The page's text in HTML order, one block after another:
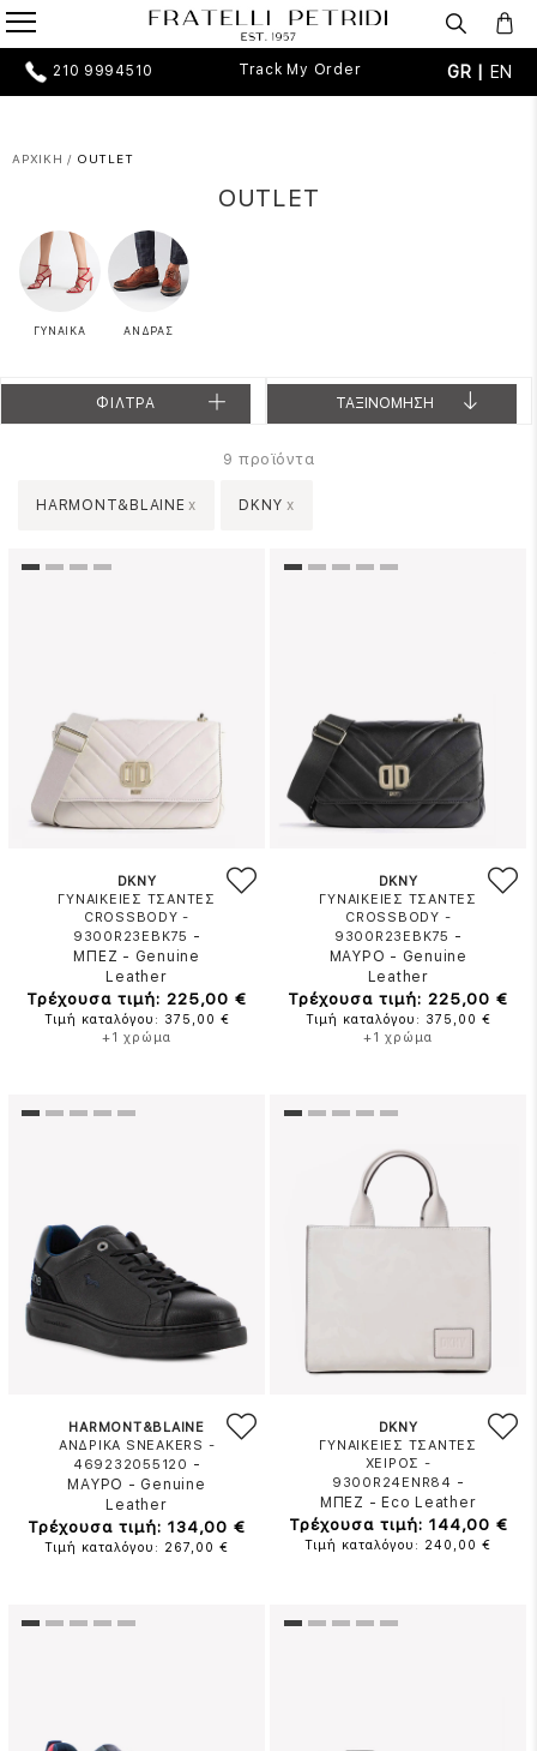
210 9994510 Track My Order GR | EN
ΑΡΧΙΚΗ / OUTLET
OUTLET
ΓΥΝΑΙΚΑ ΑΝΔΡΑΣ
ΦΙΛΤΡΑ ΤΑΞΙΝΟΜΗΣΗ
9 προϊόντα
HARMONT&BLAINE x DKNY x
DKNY
ΓΥΝΑΙΚΕΙΕΣ ΤΣΑΝΤΕΣ
CROSSBODY -
9300R23EBK75 -
ΜΠΕΖ - Genuine
Leather
Τρέχουσα τιμή: 225,00 €
Τιμή καταλόγου: 375,00 €
+1 χρώμα
DKNY
ΓΥΝΑΙΚΕΙΕΣ ΤΣΑΝΤΕΣ
CROSSBODY -
9300R23EBK75 -
ΜΑΥΡΟ - Genuine
Leather
Τρέχουσα τιμή: 225,00 €
Τιμή καταλόγου: 375,00 €
+1 χρώμα
HARMONT&BLAINE
ΑΝΔΡΙΚΑ SNEAKERS -
469232055120 -
ΜΑΥΡΟ - Genuine
Leather
Τρέχουσα τιμή: 134,00 €
Τιμή καταλόγου: 267,00 €
DKNY
ΓΥΝΑΙΚΕΙΕΣ ΤΣΑΝΤΕΣ
ΧΕΙΡΟΣ -
9300R24ENR84 -
ΜΠΕΖ - Eco Leather
Τρέχουσα τιμή: 144,00 €
Τιμή καταλόγου: 240,00 €